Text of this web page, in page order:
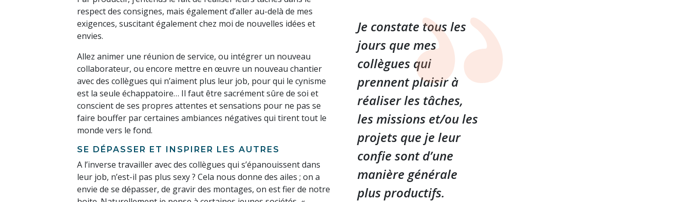
Je constate tous les
jours que mes
collègues qui
prennent plaisir à
réaliser les tâches,
les missions et/ou les
projets que je leur
confie sont d’une
manière générale
plus productifs.
respect des consignes, mais également d’aller au-delà de mes
exigences, suscitant également chez moi de nouvelles idées et
envies.
Allez animer une réunion de service, ou intégrer un nouveau
collaborateur, ou encore mettre en œuvre un nouveau chantier
avec des collègues qui n’aiment plus leur job, pour qui le cynisme
est la seule échappatoire… Il faut être sacrément sûre de soi et
conscient de ses propres attentes et sensations pour ne pas se
faire bouffer par certaines ambiances négatives qui tirent tout le
monde vers le fond.
SE DÉPASSER ET INSPIRER LES AUTRES
A l’inverse travailler avec des collègues qui s’épanouissent dans
leur job, n’est-il pas plus sexy ? Cela nous donne des ailes ; on a
envie de se dépasser, de gravir des montages, on est fier de notre